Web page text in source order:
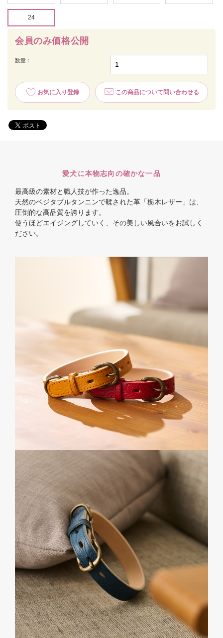
会員のみ価格公開
数量：
お気に入り登録 この商品について問い合わせる
24
愛犬に本物志向の確かな一品
最高級の素材と職人技が作った逸品。
天然のベジタブルタンニンで鞣された革「栃木レザー」は、
圧倒的な高品質を誇ります。
使うほどエイジングしていく、その美しい風合いをお試しく
ださい。